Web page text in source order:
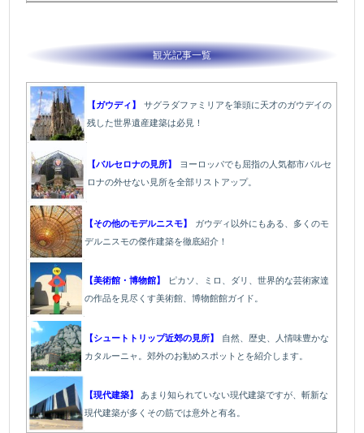
観光記事一覧
【ガウディ】
サグラダファミリアを筆頭に天才のガウデイの
残した世界遺産建築は必見！
【バルセロナの見所】
ヨーロッパでも屈指の人気都市バルセ
ロナの外せない見所を全部リストアップ。
【その他のモデルニスモ】
ガウディ以外にもある、多くのモ
デルニスモの傑作建築を徹底紹介！
【美術館・博物館】
ピカソ、ミロ、ダリ、世界的な芸術家達
の作品を見尽くす美術館、博物館館ガイド。
【シュートトリップ近郊の見所】
自然、歴史、人情味豊かな
カタルーニャ。郊外のお勧めスポットとを紹介します。
【現代建築】
あまり知られていない現代建築ですが、斬新な
現代建築が多くその筋では意外と有名。